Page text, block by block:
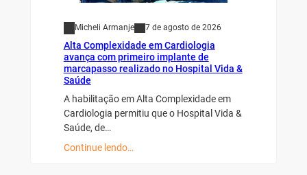
Micheli Armanje 7 de agosto de 2026
Alta Complexidade em Cardiologia
avança com primeiro implante de
marcapasso realizado no Hospital Vida &
Saúde
A habilitação em Alta Complexidade em
Cardiologia permitiu que o Hospital Vida &
Saúde, de…
Continue lendo…